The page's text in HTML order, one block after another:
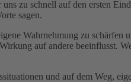
zu schnell auf den ersten
sagen.
Wahrnehmung zu schärfen
auf andere beeinflusst.
und auf dem Weg,